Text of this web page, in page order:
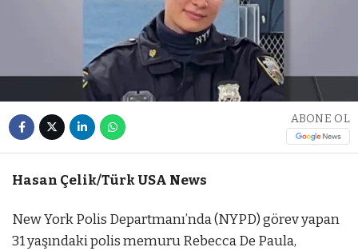
ABONE OL
Hasan Çelik/Türk USA News
New York Polis Departmanı’nda (NYPD) görev yapan
31 yaşındaki polis memuru Rebecca De Paula,